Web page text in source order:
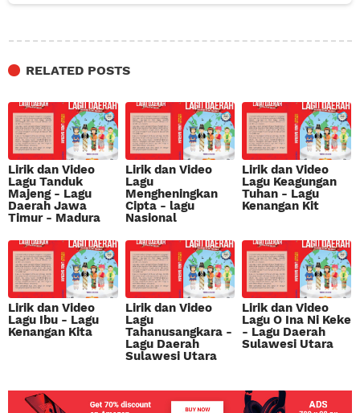
RELATED POSTS
Lirik dan Video
Lagu Tanduk
Majeng - Lagu
Daerah Jawa
Timur - Madura
Lirik dan Video
Lagu
Mengheningkan
Cipta - lagu
Nasional
Lirik dan Video
Lagu Keagungan
Tuhan - Lagu
Kenangan Kit
Lirik dan Video
Lagu Ibu - Lagu
Kenangan Kita
Lirik dan Video
Lagu
Tahanusangkara -
Lagu Daerah
Sulawesi Utara
Lirik dan Video
Lagu O Ina Ni Keke
- Lagu Daerah
Sulawesi Utara